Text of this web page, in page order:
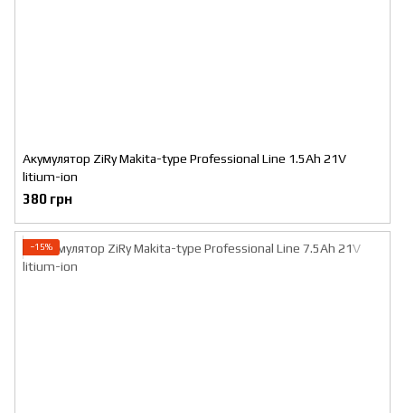
Акумулятор ZiRy Makita-type Professional Line 1.5Ah 21V
litium-ion
380 грн
−15%